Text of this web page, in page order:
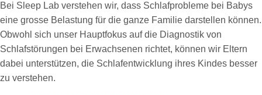
Bei Sleep Lab verstehen wir, dass Schlafprobleme bei Babys
eine grosse Belastung für die ganze Familie darstellen können.
Obwohl sich unser Hauptfokus auf die Diagnostik von
Schlafstörungen bei Erwachsenen richtet, können wir Eltern
dabei unterstützen, die Schlafentwicklung ihres Kindes besser
zu verstehen.